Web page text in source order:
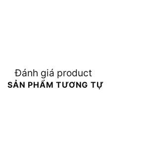
Đánh giá product
SẢN PHẨM TƯƠNG TỰ